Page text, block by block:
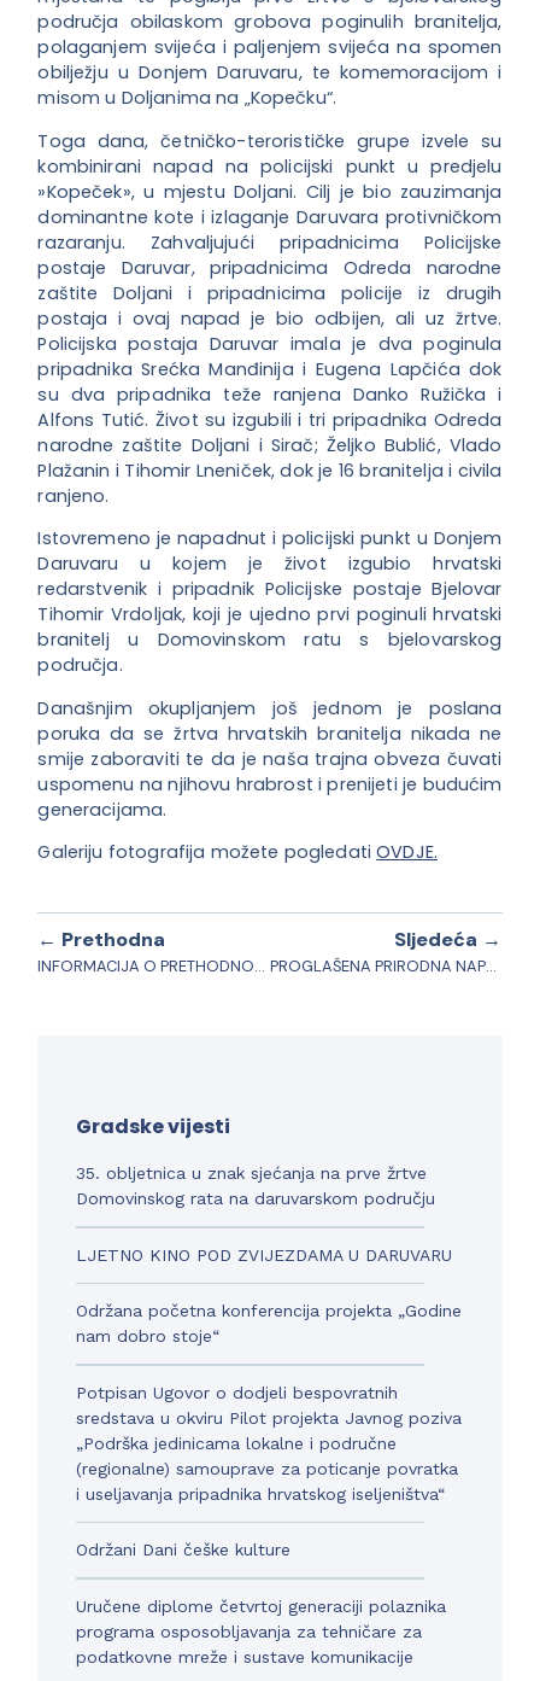
područja obilaskomgrobova poginulih branitelja,
polaganjem svijeća i paljenjem svijeća na spomen
obilježju u Donjem Daruvaru, te komemoracijom i
misom u Doljanima na „Kopečku“.
Toga dana, četničko-terorističke grupe izvele su
kombinirani napad na policijski punkt u predjelu
»Kopeček», u mjestu Doljani. Cilj je bio zauzimanja
dominantne kote i izlaganje Daruvara protivničkom
razaranju. Zahvaljujući pripadnicima Policijske
postaje Daruvar, pripadnicima Odreda narodne
zaštite Doljani i pripadnicima policije iz drugih
postaja i ovaj napad je bio odbijen, ali uz žrtve.
Policijska postaja Daruvar imala je dva poginula
pripadnika Srećka Manđinija i Eugena Lapčića dok
su dva pripadnika teže ranjena Danko Ružička i
Alfons Tutić. Život su izgubili i tri pripadnika Odreda
narodne zaštite Doljani i Sirač; Željko Bublić, Vlado
Plažanin i Tihomir Lneniček, dok je 16 branitelja i civila
ranjeno.
Istovremeno je napadnut i policijski punkt u Donjem
Daruvaru u kojem je život izgubio hrvatski
redarstvenik i pripadnik Policijske postaje Bjelovar
Tihomir Vrdoljak, koji je ujedno prvi poginuli hrvatski
branitelj u Domovinskom ratu s bjelovarskog
područja.
Današnjim okupljanjem još jednom je poslana
poruka da se žrtva hrvatskih branitelja nikada ne
smije zaboraviti te da je naša trajna obveza čuvati
uspomenu na njihovu hrabrost i prenijeti je budućim
generacijama.
Galeriju fotografija možete pogledatiOVDJE.
← Prethodna
INFORMACIJA O PRETHODNOM SAVJETOVANJU – Energetska obnova Gradske sportske dvorane
Sljedeća →
PROGLAŠENA PRIRODNA NAPOGODA ZBOG SUŠE
Gradske vijesti
35. obljetnica u znak sjećanja na prve žrtve
Domovinskog rata na daruvarskom području
LJETNO KINO POD ZVIJEZDAMA U DARUVARU
Održana početna konferencija projekta „Godine
nam dobro stoje“
Potpisan Ugovor o dodjeli bespovratnih
sredstava u okviru Pilot projekta Javnog poziva
„Podrška jedinicama lokalne i područne
(regionalne) samouprave za poticanje povratka
i useljavanja pripadnika hrvatskog iseljeništva“
Održani Dani češke kulture
Uručene diplome četvrtoj generaciji polaznika
programa osposobljavanja za tehničare za
podatkovne mreže i sustave komunikacije